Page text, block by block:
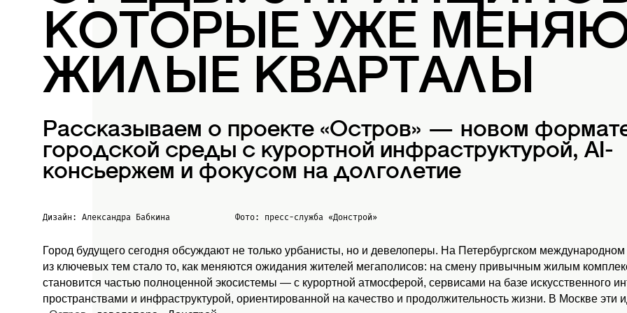
КОТОРЫЕ УЖЕ
ЖИЛЫЕ КВАРТАЛЫ
Рассказываем о проекте «Остров» — новом
городской среды с курортной инфраструктурой, AI-
консьержем и фокусом на долголетие
Дизайн: Александра Бабкина Фото: пресс-служба «Донстрой»
Город будущего сегодня обсуждают не только урбанисты, но и девелоперы. На Петербургском
из ключевых тем стало то, как меняются ожидания жителей мегаполисов: на смену привычным жилым
становится частью полноценной экосистемы — с курортной атмосферой, сервисами на базе искусственного
пространствами и инфраструктурой, ориентированной на качество и продолжительность жизни. В Москве